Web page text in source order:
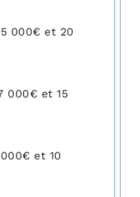
000€ et 20
000€ et 15
et 10